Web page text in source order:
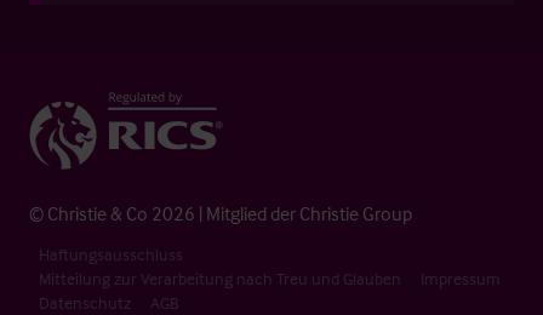
© Christie & Co 2026 | Mitglied der Christie Group
Haftungsausschluss
Mitteilung zur Verarbeitung nach Treu und Glauben
Impressum
Datenschutz
AGB